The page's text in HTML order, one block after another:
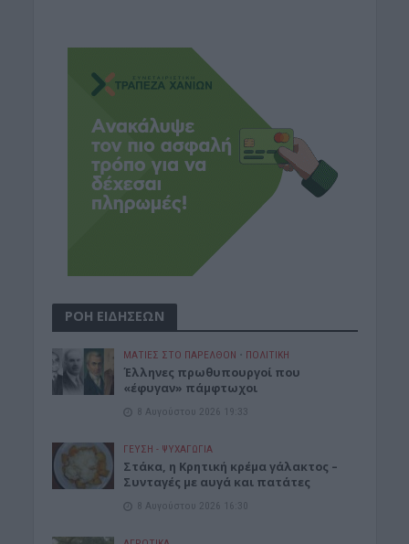
ΡΟΗ ΕΙΔΗΣΕΩΝ
ΜΑΤΙΕΣ ΣΤΟ ΠΑΡΕΛΘΟΝ • ΠΟΛΙΤΙΚΗ
Έλληνες πρωθυπουργοί που
«έφυγαν» πάμφτωχοι
8 Αυγούστου 2026 19:33
ΓΕΎΣΗ - ΨΥΧΑΓΩΓΊΑ
Στάκα, η Κρητική κρέμα γάλακτος –
Συνταγές με αυγά και πατάτες
8 Αυγούστου 2026 16:30